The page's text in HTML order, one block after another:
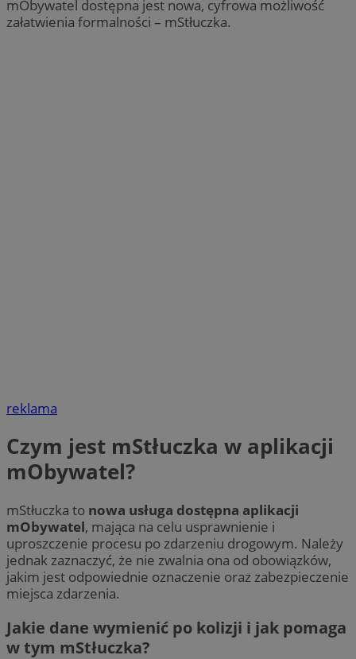
mObywatel dostępna jest nowa, cyfrowa możliwość
załatwienia formalności – mStłuczka.
reklama
Czym jest mStłuczka w aplikacji
mObywatel?
mStłuczka to nowa usługa dostępna aplikacji
mObywatel, mająca na celu usprawnienie i
uproszczenie procesu po zdarzeniu drogowym. Należy
jednak zaznaczyć, że nie zwalnia ona od obowiązków,
jakim jest odpowiednie oznaczenie oraz zabezpieczenie
miejsca zdarzenia.
Jakie dane wymienić po kolizji i jak pomaga
w tym mStłuczka?